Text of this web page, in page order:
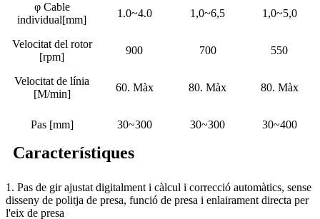
φ Cable
individual[mm]
1.0~4.0 1,0~6,5 1,0~5,0
Velocitat del rotor
[rpm]
900 700 550
Velocitat de línia
[M/min]
60. Màx 80. Màx 80. Màx
Pas [mm] 30~300 30~300 30~400
Característiques
1. Pas de gir ajustat digitalment i càlcul i correcció automàtics, sense
disseny de politja de presa, funció de presa i enlairament directa per
l'eix de presa